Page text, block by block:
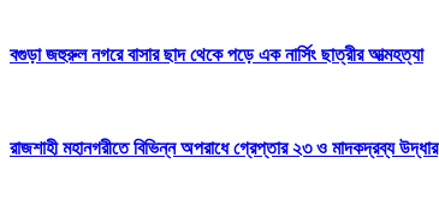
বগুড়া জহুরুল নগরে বাসার ছাদ থেকে পড়ে এক নার্সিং ছাত্রীর আত্মহত্যা
রাজশাহী মহানগরীতে বিভিন্ন অপরাধে গ্রেপ্তার ২৩ ও মাদকদ্রব্য উদ্ধার